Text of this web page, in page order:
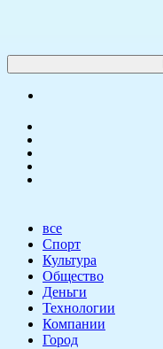
все
Спорт
Культура
Общество
Деньги
Технологии
Компании
Город